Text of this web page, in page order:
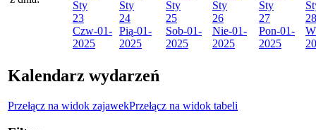
Sty
23
Czw-01-
2025
Sty
24
Pią-01-
2025
Sty
25
Sob-01-
2025
Sty
26
Nie-01-
2025
Sty
27
Pon-01-
2025
28
Kalendarz wydarzeń
Przełącz na widok zajawekPrzełącz na widok tabeli